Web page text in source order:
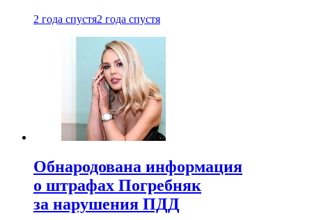
2 года спустя2 года спустя
Обнародована информация
о штрафах Погребняк
за нарушения ПДД